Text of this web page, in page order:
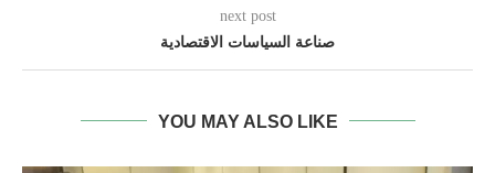
next post
صناعة السياسات الاقتصادية
YOU MAY ALSO LIKE